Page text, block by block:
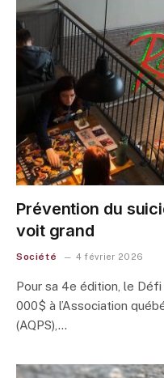
Prévention du
voit grand
Société 4 février 2026
Pour sa 4e édition, le
000$ à l’Association
(AQPS),…